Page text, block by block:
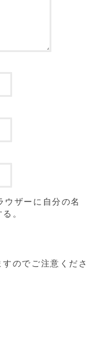
ウザーに自分の名
。
のでご注意くださ